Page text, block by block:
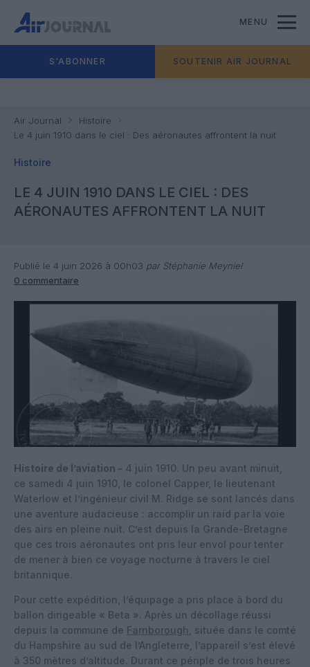
MENU
S'ABONNER SOUTENIR AIR JOURNAL
Air Journal
Histoire
Le 4 juin 1910 dans le ciel : Des aéronautes affrontent la nuit
Histoire
LE 4 JUIN 1910 DANS LE CIEL : DES
AÉRONAUTES AFFRONTENT LA NUIT
Publié le 4 juin 2026 à 00h03 par Stéphanie Meyniel
0 commentaire
Histoire de l’aviation – 4 juin 1910. Un peu avant minuit,
ce samedi 4 juin 1910, le colonel Capper, le lieutenant
Waterlow et l’ingénieur civil M. Ridge se sont lancés dans
une aventure audacieuse : accomplir un raid par la voie
des airs en pleine nuit. C’est depuis la Grande-Bretagne
que ces trois aéronautes ont pris leur envol pour tenter
de mener à bien ce voyage nocturne à travers le ciel
britannique.
Pour cette expédition, l’équipage a pris place à bord du
ballon dirigeable « Beta ». Après un décollage réussi
depuis la commune de Farnborough
, située dans le comté
du Hampshire au sud de l’Angleterre, l’appareil s’est élevé
à 350 mètres d’altitude. Durant ce périple de trois heures